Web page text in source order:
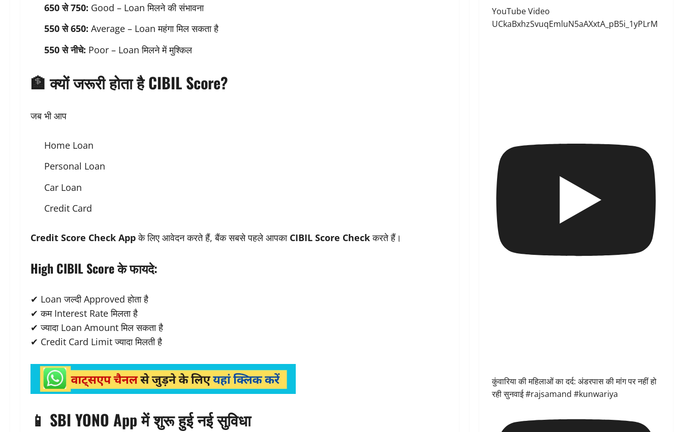
650 से 750: Good – Loan मिलने की संभावना
550 से 650: Average – Loan महंगा मिल सकता है
550 से नीचे: Poor – Loan मिलने में मुश्किल
🏦 क्यों जरूरी होता है CIBIL Score?
जब भी आप
Home Loan
Personal Loan
Car Loan
Credit Card
Credit Score Check Appके लिए आवेदन करते हैं, बैंक सबसे पहले आपका CIBIL Score Checkकरते हैं।
High CIBIL Score के फायदे:
✔ Loan जल्दी Approved होता है
✔ कम Interest Rate मिलता है
✔ ज्यादा Loan Amount मिल सकता है
✔ Credit Card Limit ज्यादा मिलती है
📱 SBI YONO App में शुरू हुई नई सुविधा
YouTube Video
UCkaBxhzSvuqEmluN5aAXxtA_pB5i_1yPLrM
कुंवारिया की महिलाओं का दर्द: अंडरपास की मांग पर नहीं हो
रही सुनवाई #rajsamand #kunwariya